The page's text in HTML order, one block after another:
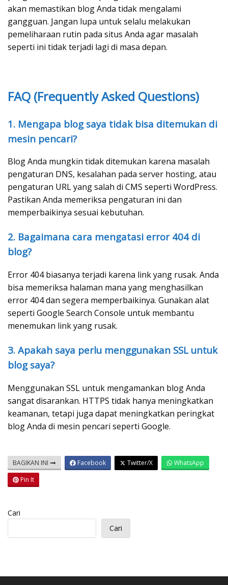
akan memastikan blog Anda tidak mengalami
gangguan. Jangan lupa untuk selalu melakukan
pemeliharaan rutin pada situs Anda agar masalah
seperti ini tidak terjadi lagi di masa depan.
FAQ (Frequently Asked Questions)
1. Mengapa blog saya tidak bisa ditemukan di
mesin pencari?
Blog Anda mungkin tidak ditemukan karena masalah
pengaturan DNS, kesalahan pada server hosting, atau
pengaturan URL yang salah di CMS seperti WordPress.
Pastikan Anda memeriksa pengaturan ini dan
memperbaikinya sesuai kebutuhan.
2. Bagaimana cara mengatasi error 404 di
blog?
Error 404 biasanya terjadi karena link yang rusak. Anda
bisa memeriksa halaman mana yang menghasilkan
error 404 dan segera memperbaikinya. Gunakan alat
seperti Google Search Console untuk membantu
menemukan link yang rusak.
3. Apakah saya perlu menggunakan SSL untuk
blog saya?
Menggunakan SSL untuk mengamankan blog Anda
sangat disarankan. HTTPS tidak hanya meningkatkan
keamanan, tetapi juga dapat meningkatkan peringkat
blog Anda di mesin pencari seperti Google.
BAGIKAN INI Facebook Twitter/X
WhatsApp
Pin It
Cari
Cari